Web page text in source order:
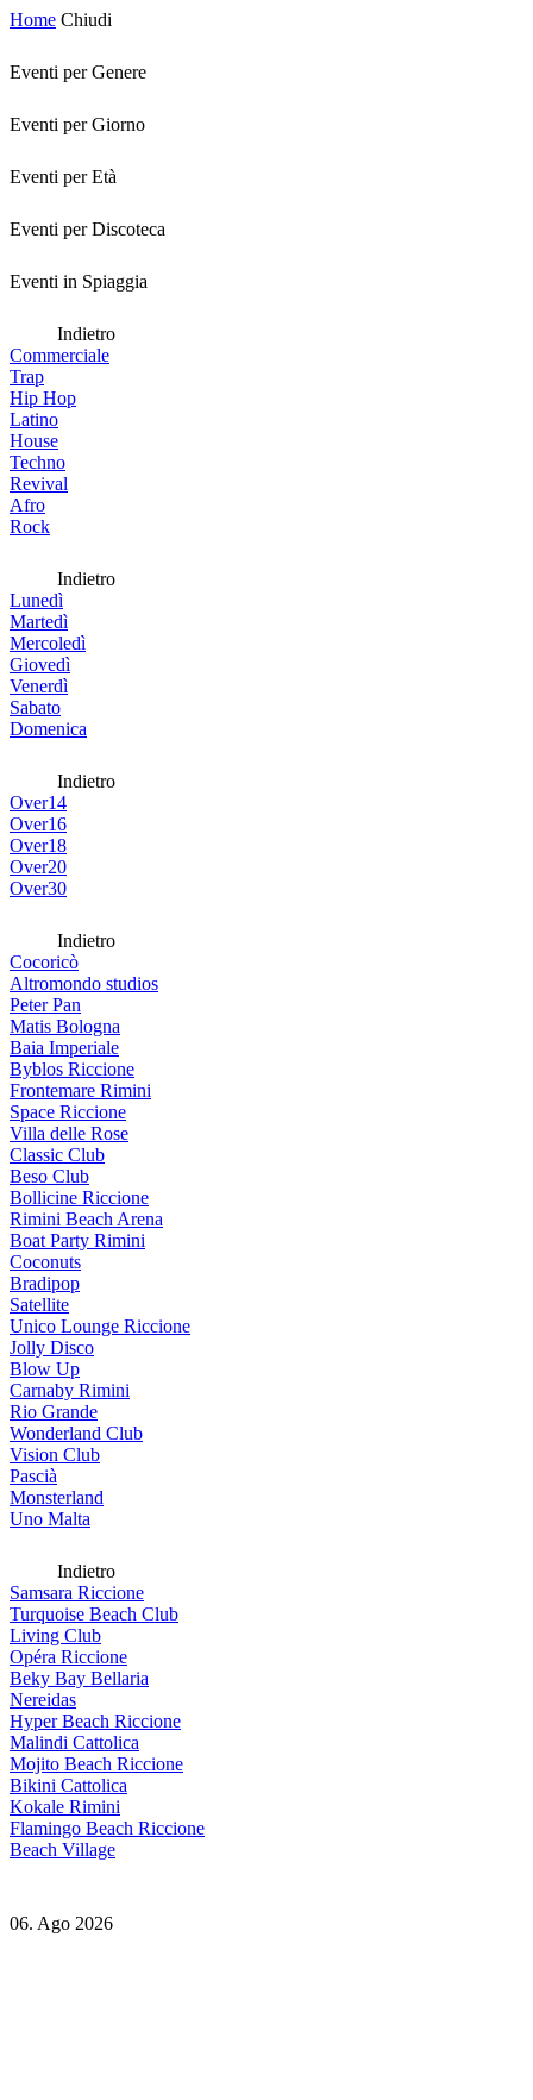
Home Chiudi
Eventi per Genere
Eventi per Giorno
Eventi per Età
Eventi per Discoteca
Eventi in Spiaggia
Indietro
Commerciale
Trap
Hip Hop
Latino
House
Techno
Revival
Afro
Rock
Indietro
Lunedì
Martedì
Mercoledì
Giovedì
Venerdì
Sabato
Domenica
Indietro
Over14
Over16
Over18
Over20
Over30
Indietro
Cocoricò
Altromondo studios
Peter Pan
Matis Bologna
Baia Imperiale
Byblos Riccione
Frontemare Rimini
Space Riccione
Villa delle Rose
Classic Club
Beso Club
Bollicine Riccione
Rimini Beach Arena
Boat Party Rimini
Coconuts
Bradipop
Satellite
Unico Lounge Riccione
Jolly Disco
Blow Up
Carnaby Rimini
Rio Grande
Wonderland Club
Vision Club
Pascià
Monsterland
Uno Malta
Indietro
Samsara Riccione
Turquoise Beach Club
Living Club
Opéra Riccione
Beky Bay Bellaria
Nereidas
Hyper Beach Riccione
Malindi Cattolica
Mojito Beach Riccione
Bikini Cattolica
Kokale Rimini
Flamingo Beach Riccione
Beach Village
06. Ago 2026